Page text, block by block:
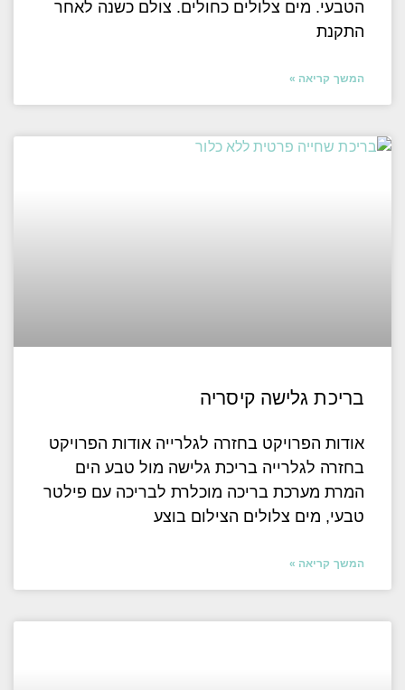
הטבעי. מים צלולים כחולים. צולם כשנה לאחר
התקנת
המשך קריאה »
בריכת גלישה קיסריה
אודות הפרויקט בחזרה לגלרייה אודות הפרויקט
בחזרה לגלרייה בריכת גלישה מול טבע הים
המרת מערכת בריכה מוכלרת לבריכה עם פילטר
טבעי, מים צלולים הצילום בוצע
המשך קריאה »